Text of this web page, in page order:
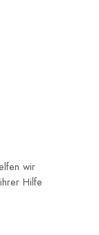
wir
Hilfe